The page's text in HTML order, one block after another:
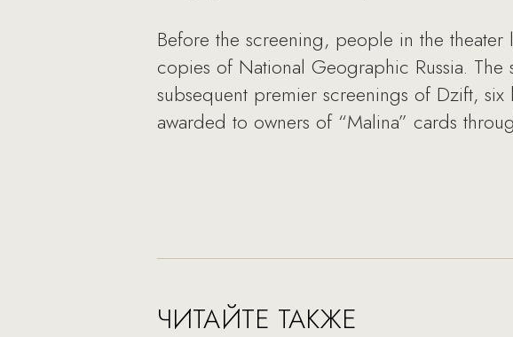
Before the screening, people in the
copies of National Geographic Russia.
subsequent premier screenings of Dzift,
awarded to owners of “Malina” cards
ЧИТАЙТЕ ТАКЖЕ